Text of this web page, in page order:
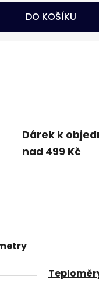
DO KOŠÍKU
Dárek k
nad 499 Kč